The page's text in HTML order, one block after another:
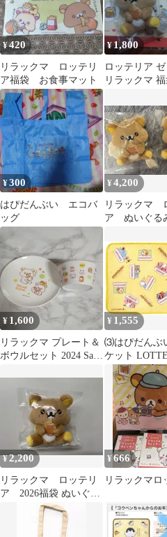
¥420
リラックマ ロッテリ
ア福袋 お食事マット
¥1,800
ロッテリア
リラックマ 福
¥300
はぴだんぶい エコバ
ッグ
¥4,200
リラックマ
ア ぬいぐる
¥ 1,600
リラックマ プレート＆
ボウルセット 2024 San-
¥ 1,555
⑶はぴだんぶ
ケット
¥2,200
リラックマ ロッテリ
ア 2026福袋 ぬいぐる
み カレンダー クリ
アファイル
¥666
リラックマロ